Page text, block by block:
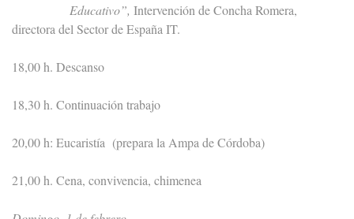
Educativo”, Intervención de Concha Romera,
directora del Sector de España IT.
18,00 h. Descanso
18,30 h. Continuación trabajo
20,00 h: Eucaristía (prepara la Ampa de Córdoba)
21,00 h. Cena, convivencia, chimenea